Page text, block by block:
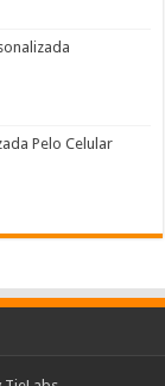
Pelo Celular